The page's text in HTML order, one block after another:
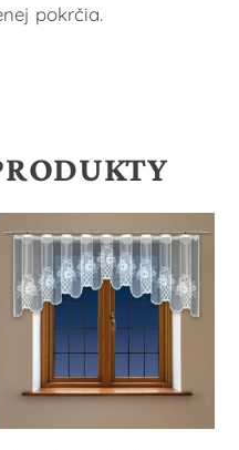
pokrčia.